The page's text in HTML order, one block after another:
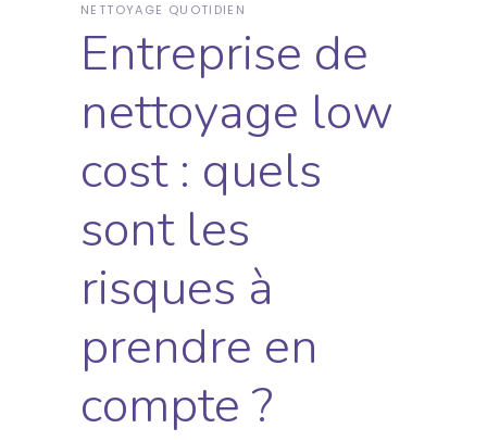
NETTOYAGE QUOTIDIEN
Entreprise de
nettoyage low
cost : quels
sont les
risques à
prendre en
compte ?